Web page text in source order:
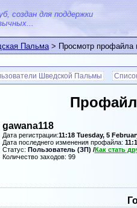
создан для поддержки
Пальма> Просмотр профайла
Шведской Пальмы
Профайл
gawana118
Дата регистрации:11:18 Tuesday, 5
Дата последнего изменения профайла:
Статус: Пользователь (ЗП) /Как стать
Количество заходов: 99